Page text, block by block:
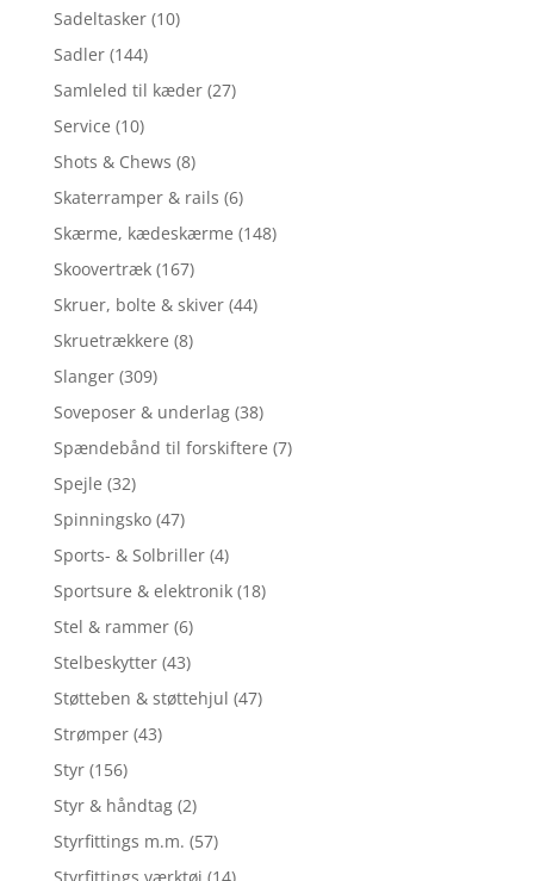
Sadeltasker (10)
Sadler (144)
Samleled til kæder (27)
Service (10)
Shots & Chews (8)
Skaterramper & rails (6)
Skærme, kædeskærme (148)
Skoovertræk (167)
Skruer, bolte & skiver (44)
Skruetrækkere (8)
Slanger (309)
Soveposer & underlag (38)
Spændebånd til forskiftere (7)
Spejle (32)
Spinningsko (47)
Sports- & Solbriller (4)
Sportsure & elektronik (18)
Stel & rammer (6)
Stelbeskytter (43)
Støtteben & støttehjul (47)
Strømper (43)
Styr (156)
Styr & håndtag (2)
Styrfittings m.m. (57)